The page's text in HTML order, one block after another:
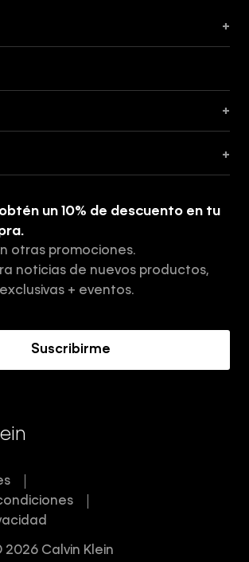
+
+
+
un 10% de descuento en tu
otras promociones.
noticias de nuevos productos,
+ eventos.
Suscribirme
Calvin Klein